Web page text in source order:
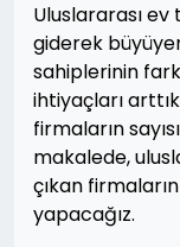
Uluslararası
giderek
sahiplerinin
ihtiyaçları
firmaların
makalede,
çıkan
yapacağız.